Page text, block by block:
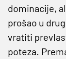
dominacije,
prošao u
vratiti
poteza.